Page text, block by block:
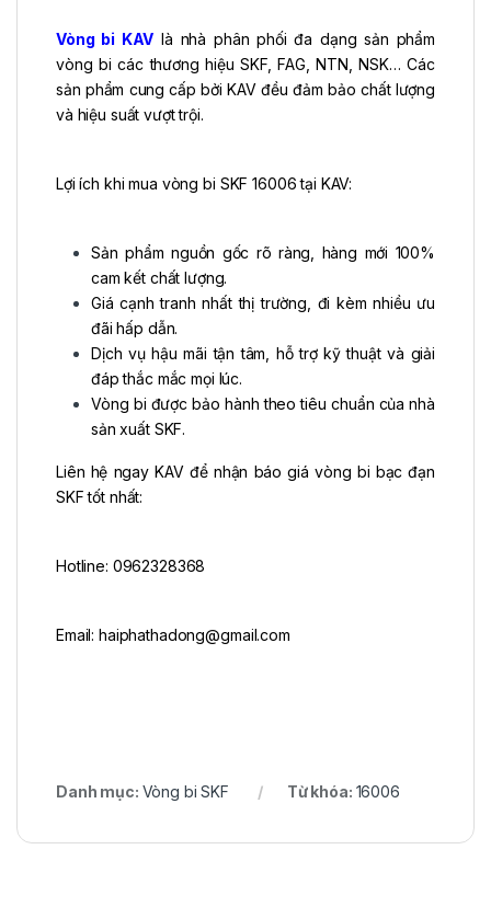
Vòng bi KAV là nhà phân phối đa dạng sản phẩm
vòng bi các thương hiệu SKF, FAG, NTN, NSK… Các
sản phẩm cung cấp bởi KAV đều đảm bảo chất lượng
và hiệu suất vượt trội.
Lợi ích khi mua vòng bi SKF 16006 tại KAV:
Sản phẩm nguồn gốc rõ ràng, hàng mới 100%
cam kết chất lượng.
Giá cạnh tranh nhất thị trường, đi kèm nhiều ưu
đãi hấp dẫn.
Dịch vụ hậu mãi tận tâm, hỗ trợ kỹ thuật và giải
đáp thắc mắc mọi lúc.
Vòng bi được bảo hành theo tiêu chuẩn của nhà
sản xuất SKF.
Liên hệ ngay KAV để nhận báo giá vòng bi bạc đạn
SKF tốt nhất:
Hotline: 0962328368
Email: haiphathadong@gmail.com
Danh mục: Vòng bi SKF Từ khóa: 16006